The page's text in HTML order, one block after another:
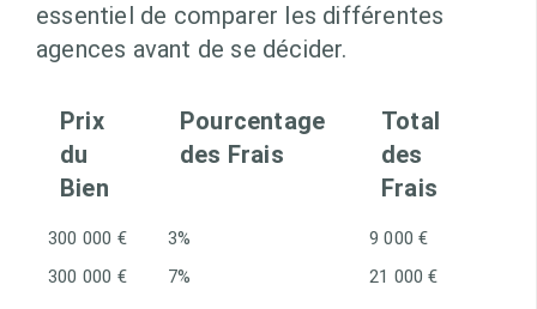
essentiel de comparer les différentes
agences avant de se décider.
Prix
du
Bien
Pourcentage
des Frais
Total
des
Frais
300 000 € 3%
9 000 €
300 000 €
7% 21 000 €